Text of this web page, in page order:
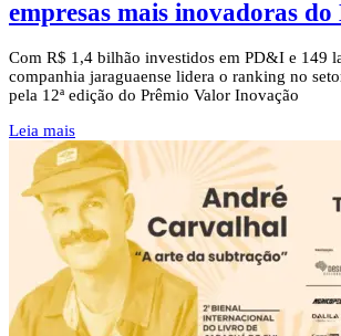
empresas mais inovadoras do
Com R$ 1,4 bilhão investidos em PD&I e 149
companhia jaraguaense lidera o ranking no
pela 12ª edição do Prêmio Valor Inovação
Leia mais